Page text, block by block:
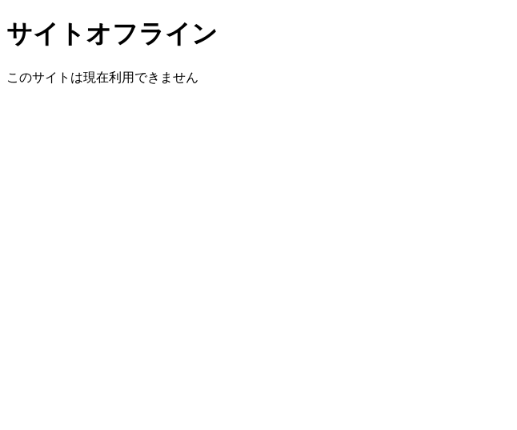
サイトオフライン
このサイトは現在利用できません